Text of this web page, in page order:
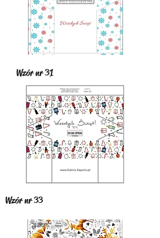
Wzór nr 31
Wzór nr 33